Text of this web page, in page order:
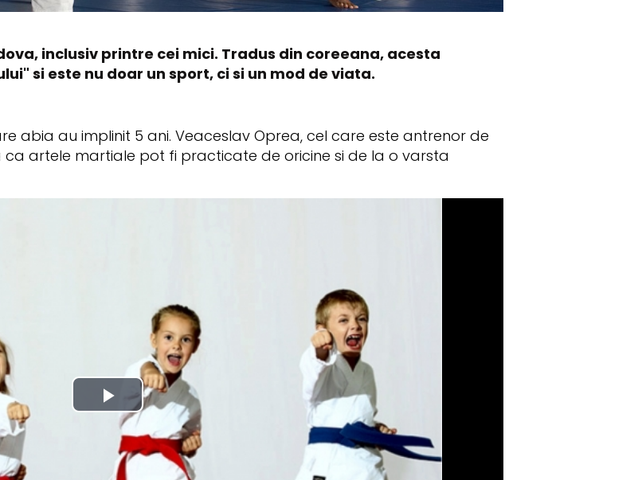
inclusiv printre cei mici. Tradus din coreeana, acesta
si este nu doar un sport, ci si un mod de viata.
abia au implinit 5 ani. Veaceslav Oprea, cel care este antrenor de
ca artele martiale pot fi practicate de oricine si de la o varsta